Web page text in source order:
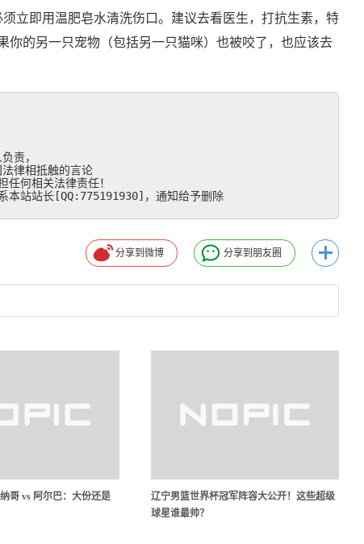
立即用温肥皂水清洗伤口。建议去看医生，打抗生素，特
你的另一只宠物（包括另一只猫咪）也被咬了，也应该去
责，
律相抵触的言论
何相关法律责任！
本站站长[QQ:775191930]，通知给予删除
分享到微博 分享到朋友圈
哥 vs 阿尔巴：大份还是
辽宁男篮世界杯冠军阵容大公开！这些超级
球星谁最帅？